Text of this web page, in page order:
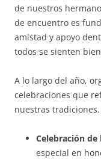
de nuestros
de encuentro es
amistad y apoyo
todos se sienten
A lo largo del año,
celebraciones que
nuestras
Celebración de
especial en